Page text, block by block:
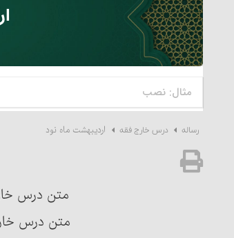
رساله درس خارج فقه اردیبهشت ماه نود
متن درس
متن درس